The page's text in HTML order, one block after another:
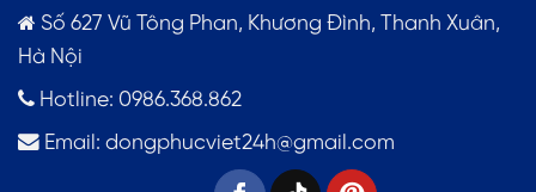
Số 627 Vũ Tông Phan, Khương Đình, Thanh Xuân,
Hà Nội
Hotline: 0986.368.862
Email: dongphucviet24h@gmail.com